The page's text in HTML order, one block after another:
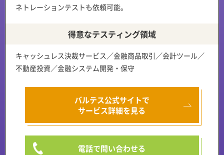
ネトレーションテストも依頼可能。
得意なテスティング領域
キャッシュレス決裁サービス／金融商品取引／会計ツール／
不動産投資／金融システム開発・保守
バルテス公式サイトで
サービス詳細を見る
電話で問い合わせる